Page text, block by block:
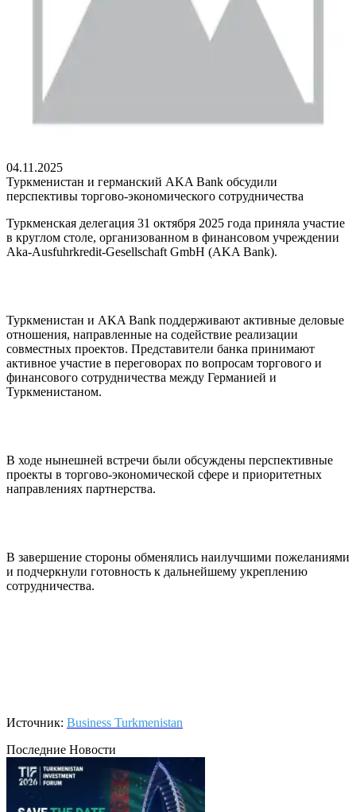
04.11.2025
Туркменистан и германский AKA Bank обсудили
перспективы торгово-экономического сотрудничества
Туркменская делегация 31 октября 2025 года приняла участие
в круглом столе, организованном в финансовом учреждении
Aka-Ausfuhrkredit-Gesellschaft GmbH (AKA Bank).
Туркменистан и AKA Bank поддерживают активные деловые
отношения, направленные на содействие реализации
совместных проектов. Представители банка принимают
активное участие в переговорах по вопросам торгового и
финансового сотрудничества между Германией и
Туркменистаном.
В ходе нынешней встречи были обсуждены перспективные
проекты в торгово-экономической сфере и приоритетных
направлениях партнерства.
В завершение стороны обменялись наилучшими пожеланиями
и подчеркнули готовность к дальнейшему укреплению
сотрудничества.
Источник: Business Turkmenistan
Последние Новости